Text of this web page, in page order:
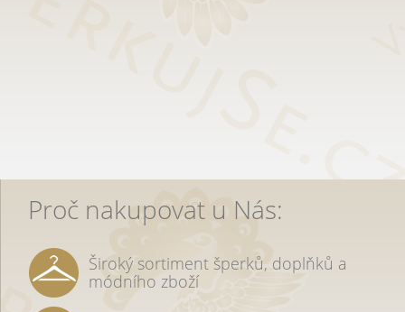
Proč nakupovat u Nás:
Široký sortiment šperků, doplňků a
módního zboží